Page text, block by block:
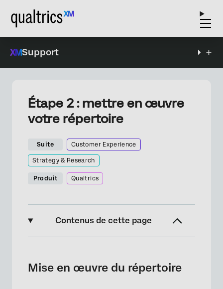
Support
Étape 2 : mettre en œuvre
votre répertoire
Suite Customer Experience
Strategy & Research
Produit Qualtrics
Contenus de cette page
Séparateur de données dans des répertoires
Mise en œuvre du répertoire